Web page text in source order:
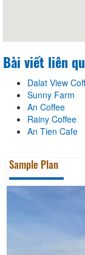
Bài viết liên
Dalat View
Sunny Farm
An Coffee
Rainy Coffee
An Tien Cafe
Sample Plan